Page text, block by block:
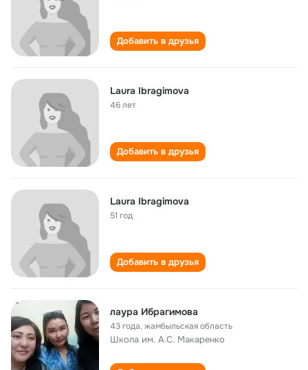
Добавить в друзья
Laura Ibragimova
46 лет
Добавить в друзья
Laura Ibragimova
51 год
Добавить в друзья
лаура Ибрагимова
43 года,жамбыльская область
Школа им. А.С. Макаренко